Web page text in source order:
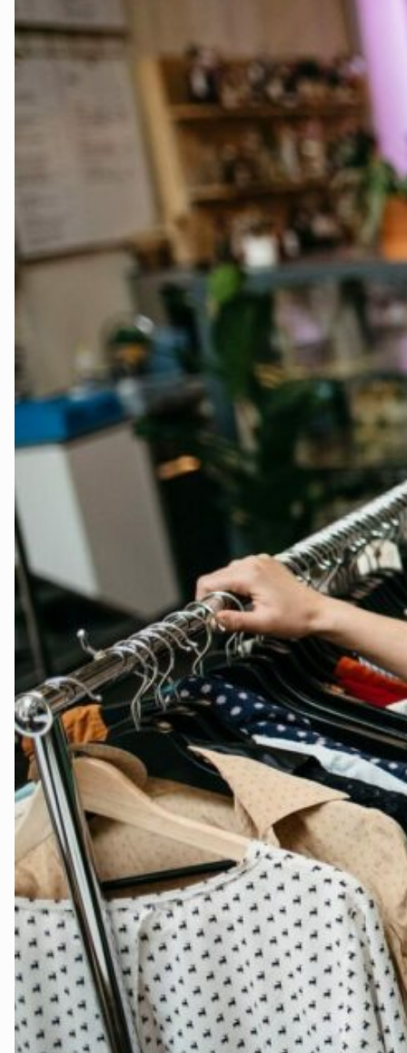
Støtt oss
Nordland
Oslo og Akershus
Sogn og Fjordane
Trøndelag
Telemark
Troms
Vestfold
Rogaland